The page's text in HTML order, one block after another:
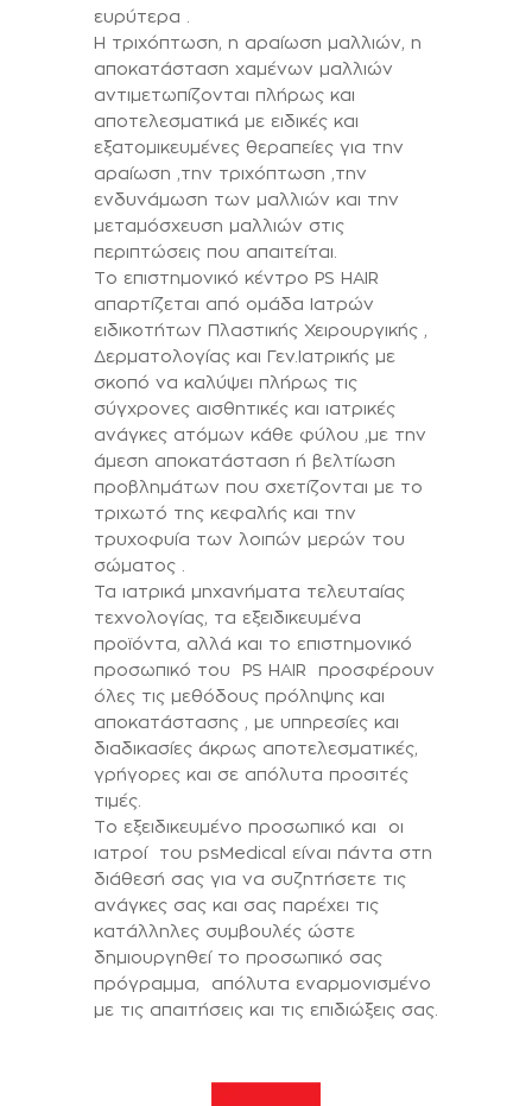
ευρύτερα .
Η τριχόπτωση, η αραίωση μαλλιών, η
αποκατάσταση χαμένων μαλλιών
αντιμετωπίζονται πλήρως και
αποτελεσματικά με ειδικές και
εξατομικευμένες θεραπείες για την
αραίωση ,την τριχόπτωση ,την
ενδυνάμωση των μαλλιών και την
μεταμόσχευση μαλλιών στις
περιπτώσεις που απαιτείται.
Το επιστημονικό κέντρο PS HAIR
απαρτίζεται από ομάδα Ιατρών
ειδικοτήτων Πλαστικής Χειρουργικής ,
Δερματολογίας και Γεν.Ιατρικής με
σκοπό να καλύψει πλήρως τις
σύγχρονες αισθητικές και ιατρικές
ανάγκες ατόμων κάθε φύλου ,με την
άμεση αποκατάσταση ή βελτίωση
προβλημάτων που σχετίζονται με το
τριχωτό της κεφαλής και την
τρυχοφυία των λοιπών μερών του
σώματος .
Τα ιατρικά μηχανήματα τελευταίας
τεχνολογίας, τα εξειδικευμένα
προϊόντα, αλλά και το επιστημονικό
προσωπικό του PS HAIR προσφέρουν
όλες τις μεθόδους πρόληψης και
αποκατάστασης , με υπηρεσίες και
διαδικασίες άκρως αποτελεσματικές,
γρήγορες και σε απόλυτα προσιτές
τιμές.
Το εξειδικευμένο προσωπικό και οι
ιατροί του psMedical είναι πάντα στη
διάθεσή σας για να συζητήσετε τις
ανάγκες σας και σας παρέχει τις
κατάλληλες συμβουλές ώστε
δημιουργηθεί το προσωπικό σας
πρόγραμμα, απόλυτα εναρμονισμένο
με τις απαιτήσεις και τις επιδιώξεις σας.